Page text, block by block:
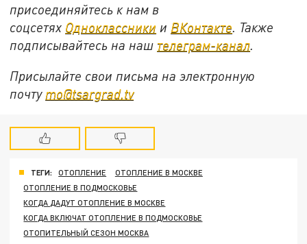
присоединяйтесь к нам в
соцсетях Одноклассники и ВКонтакте . Также
подписывайтесь на наш телеграм-канал
Присылайте свои письма на электронную
почту mo@tsargrad.tv
ТЕГИ: ОТОПЛЕНИЕ
ОТОПЛЕНИЕ В МОСКВЕ
ОТОПЛЕНИЕ В ПОДМОСКОВЬЕ
КОГДА ДАДУТ ОТОПЛЕНИЕ В МОСКВЕ
КОГДА ВКЛЮЧАТ ОТОПЛЕНИЕ В ПОДМОСКОВЬЕ
ОТОПИТЕЛЬНЫЙ СЕЗОН МОСКВА